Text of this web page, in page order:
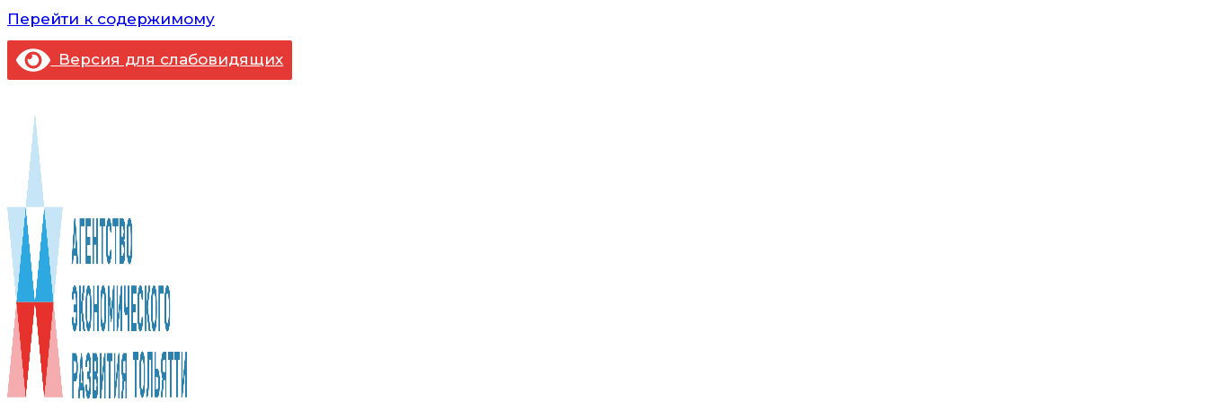
Перейти к содержимому
Версия для слабовидящих